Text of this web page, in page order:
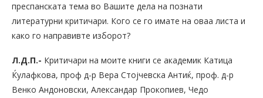
преспанската тема во Вашите дела на познати
литературни критичари. Кого се го имате на оваа листа и
како го направивте изборот?
Л.Д.П.- Критичари на моите книги се академик Катица
Ќулафкова, проф д-р Вера Стојчевска Антиќ, проф. д-р
Венко Андоновски, Александар Прокопиев, Чедо